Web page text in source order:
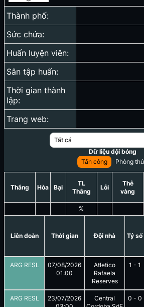
Thành phố:
Sức chứa:
Huấn luyện viên:
Sân tập huấn:
Thời gian thành
lập:
Trang web:
Tất cả
Dữ liệu đội bóng
Tấn công
Phòng thủ
Thắng Hòa Bại
TL
Thắng
%
Lỗi
Thẻ
vàng
Liên đoàn Thời gian Đội nhà Tỷ số
ARG RESL
07/08/2026
01:00
Atletico
Rafaela
Reserves
1 - 1
ARG RESL
23/07/2026
Central
0 - 0